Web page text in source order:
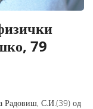
79
Радовиш, С.И.(39) од